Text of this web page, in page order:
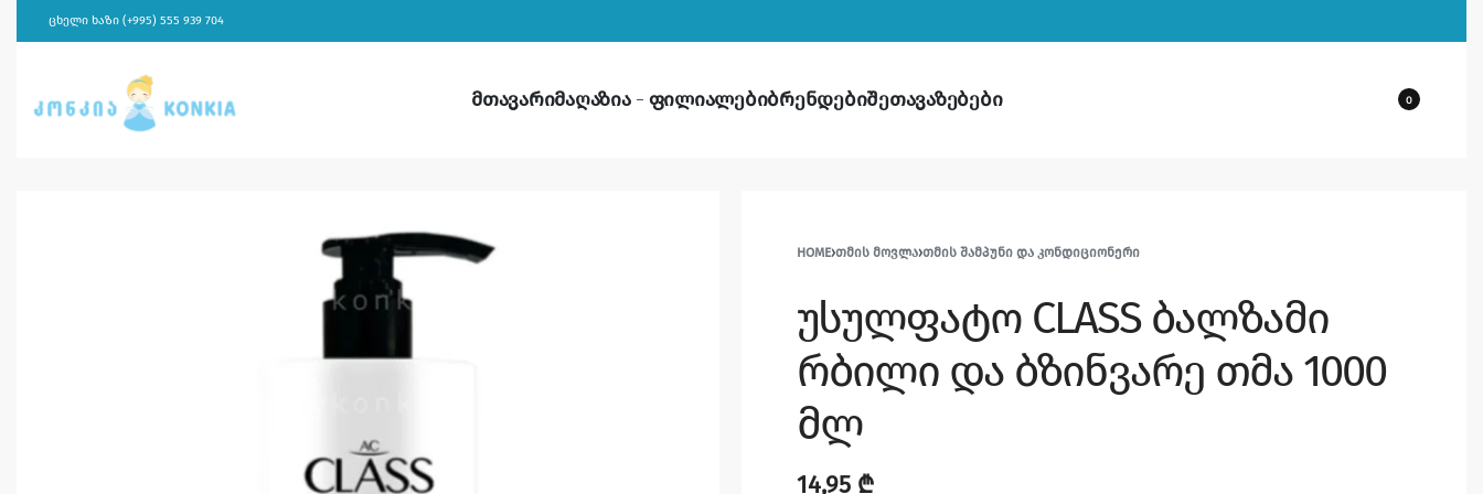
ცხელი ხაზი (+995) 555 939 704
მთავარიმაღაზია ფილიალებიბრენდებიშეთავაზებები 0
HOME›ᲗᲛᲘᲡ ᲛᲝᲕᲚᲐ›ᲗᲛᲘᲡ ᲨᲐᲛᲞᲣᲜᲘ ᲓᲐ ᲙᲝᲜᲓᲘᲪᲘᲝᲜᲔᲠᲘ
უსულფატო CLASS ბალზამი
რბილი და ბზინვარე თმა 1000
მლ
14,95 ₾